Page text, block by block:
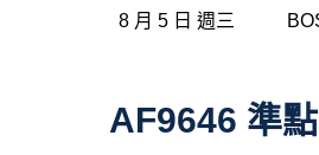
8 月 5 日 週三
AF9646 準